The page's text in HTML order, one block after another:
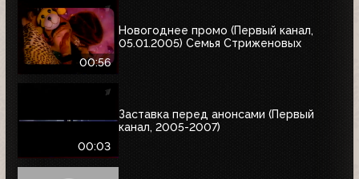
00:56
Новогоднее промо (Первый канал,
05.01.2005) Семья Стриженовых
00:03
Заставка перед анонсами (Первый
канал, 2005-2007)